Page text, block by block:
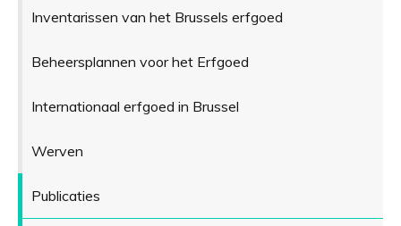
Inventarissen van het Brussels erfgoed
Beheersplannen voor het Erfgoed
Internationaal erfgoed in Brussel
Werven
Publicaties